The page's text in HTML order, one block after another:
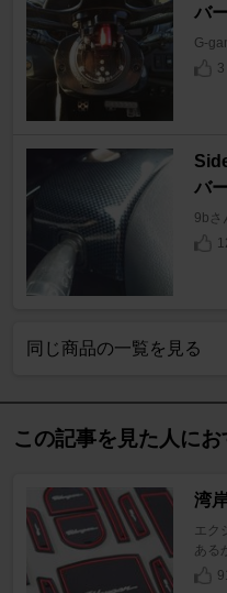
バー
G-
3
バー
9bさ
同じ商品の一覧を見る
この記事を見た人に
湾
エク
ある